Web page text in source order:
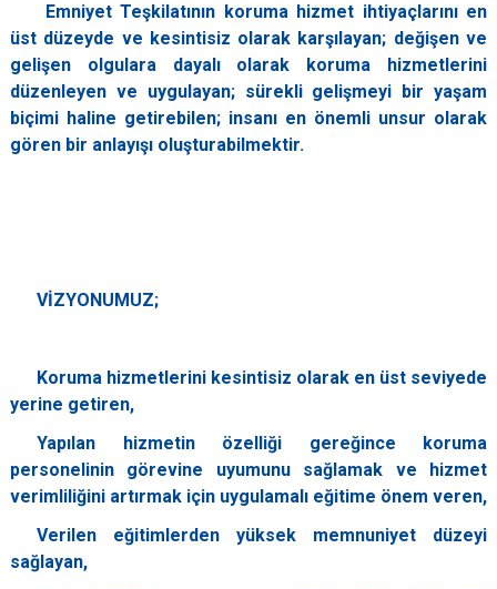
Emniyet Teşkilatının koruma hizmet ihtiyaçlarını en
üst düzeyde ve kesintisiz olarak karşılayan; değişen ve
gelişen olgulara dayalı olarak koruma hizmetlerini
düzenleyen ve uygulayan; sürekli gelişmeyi bir yaşam
biçimi haline getirebilen; insanı en önemli unsur olarak
gören bir anlayışı oluşturabilmektir.
VİZYONUMUZ;
Koruma hizmetlerini kesintisiz olarak en üst seviyede
yerine getiren,
Yapılan hizmetin özelliği gereğince koruma
personelinin görevine uyumunu sağlamak ve hizmet
verimliliğini artırmak için uygulamalı eğitime önem veren,
Verilen eğitimlerden yüksek memnuniyet düzeyi
sağlayan,